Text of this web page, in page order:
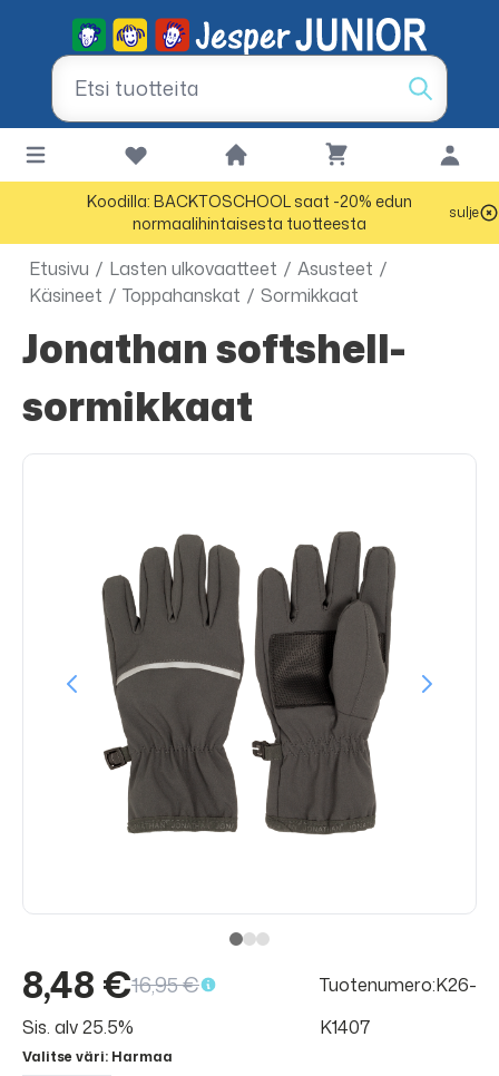
Koodilla: BACKTOSCHOOL saat -20% edun
normaalihintaisesta tuotteesta
sulje
Etusivu / Lasten ulkovaatteet / Asusteet /
Käsineet / Toppahanskat / Sormikkaat
Jonathan softshell-
sormikkaat
8,48 €16,95 €
Sis. alv 25.5%
Tuotenumero:K26-
K1407
Valitse väri: Harmaa